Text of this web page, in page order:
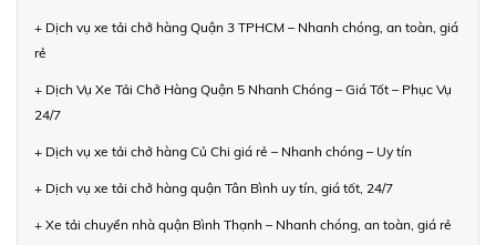
+ Dịch vụ xe tải chở hàng Quận 3 TPHCM – Nhanh chóng, an toàn, giá
rẻ
+ Dịch Vụ Xe Tải Chở Hàng Quận 5 Nhanh Chóng – Giá Tốt – Phục Vụ
24/7
+ Dịch vụ xe tải chở hàng Củ Chi giá rẻ – Nhanh chóng – Uy tín
+ Dịch vụ xe tải chở hàng quận Tân Bình uy tín, giá tốt, 24/7
+ Xe tải chuyển nhà quận Bình Thạnh – Nhanh chóng, an toàn, giá rẻ